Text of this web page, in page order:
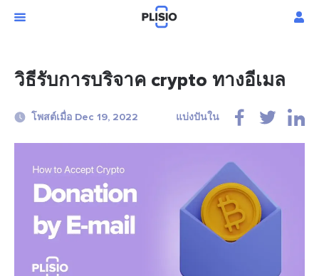
วิธีรับการบริจาค crypto ทางอีเมล
โพสต์เมื่อ Dec 19, 2022 แบ่งปันใน